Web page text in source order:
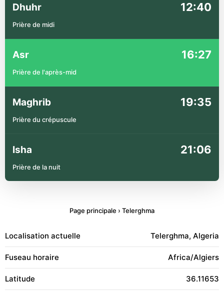
Dhuhr 12:40
Prière de midi
Asr 16:27
Prière de l'après-mid
Maghrib 19:35
Prière du crépuscule
Isha 21:06
Prière de la nuit
Page principale › Telerghma
Localisation actuelle Telerghma, Algeria
Fuseau horaire Africa/Algiers
Latitude 36.11653